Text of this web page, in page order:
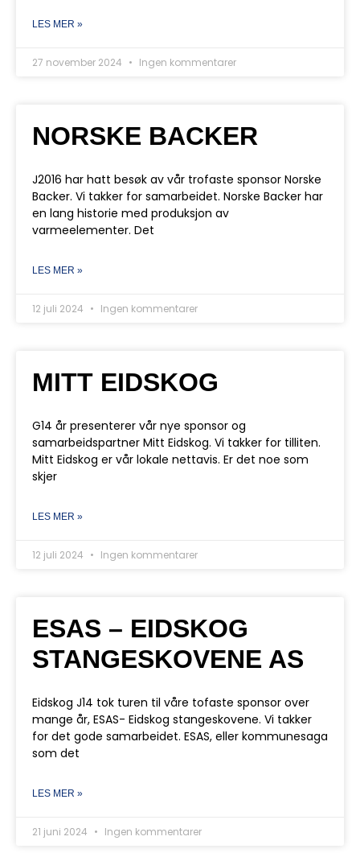
LES MER »
27 november 2024 Ingen kommentarer
NORSKE BACKER
J2016 har hatt besøk av vår trofaste sponsor Norske
Backer. Vi takker for samarbeidet. Norske Backer har
en lang historie med produksjon av
varmeelementer. Det
LES MER »
12 juli 2024 Ingen kommentarer
MITT EIDSKOG
G14 år presenterer vår nye sponsor og
samarbeidspartner Mitt Eidskog. Vi takker for tilliten.
Mitt Eidskog er vår lokale nettavis. Er det noe som
skjer
LES MER »
12 juli 2024 Ingen kommentarer
ESAS – EIDSKOG
STANGESKOVENE AS
Eidskog J14 tok turen til våre tofaste sponsor over
mange år, ESAS- Eidskog stangeskovene. Vi takker
for det gode samarbeidet. ESAS, eller kommunesaga
som det
LES MER »
21 juni 2024 Ingen kommentarer